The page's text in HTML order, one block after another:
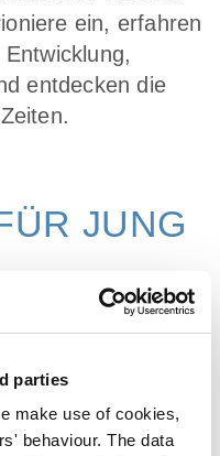
parties
make use of cookies,
behaviour. The data
ein, erfahren
entdecken die
JUNG
ob Alt oder
multimedial und